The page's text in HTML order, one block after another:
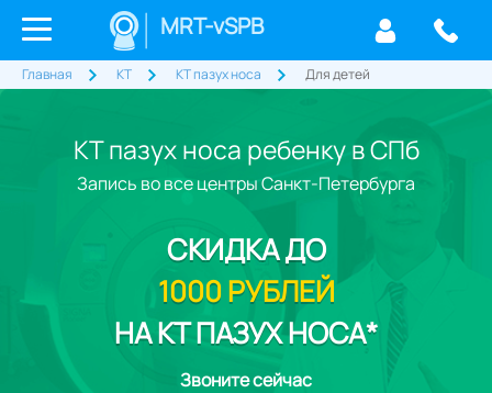
MRT-vSPB
Главная КТ КТ пазух носа Для детей
КТ пазух носа ребенку в СПб
Запись во все центры Санкт-Петербурга
СКИДКАДО
1000 РУБЛЕЙ
НА КТ ПАЗУХ НОСА*
Звоните сейчас